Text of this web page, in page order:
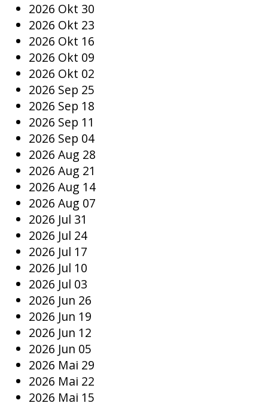
2026 Okt 30
2026 Okt 23
2026 Okt 16
2026 Okt 09
2026 Okt 02
2026 Sep 25
2026 Sep 18
2026 Sep 11
2026 Sep 04
2026 Aug 28
2026 Aug 21
2026 Aug 14
2026 Aug 07
2026 Jul 31
2026 Jul 24
2026 Jul 17
2026 Jul 10
2026 Jul 03
2026 Jun 26
2026 Jun 19
2026 Jun 12
2026 Jun 05
2026 Mai 29
2026 Mai 22
2026 Mai 15